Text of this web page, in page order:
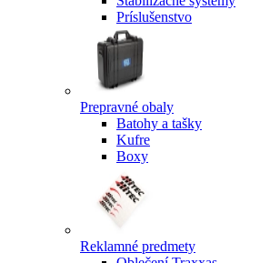
Príslušenstvo
Prepravné obaly
Batohy a tašky
Kufre
Boxy
Reklamné predmety